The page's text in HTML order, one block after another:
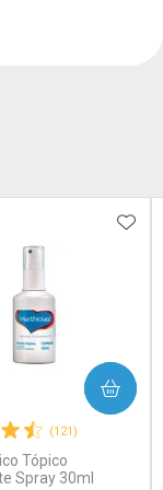
seller...
FAVORITOS
(121)
Tópico
Spray 30ml
COMPRAR